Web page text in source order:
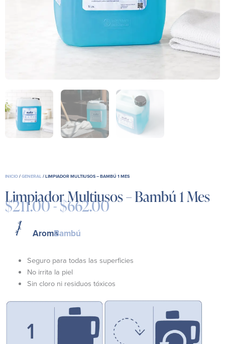
INICIO/GENERAL / LIMPIADOR MULTIUSOS – BAMBÚ 1 MES
Limpiador Multiusos – Bambú 1 Mes
$211.00-$662.00
$211.00
$662.00
AromaBambú
Seguro para todas las superficies
No irrita la piel
Sin cloro ni residuos tóxicos